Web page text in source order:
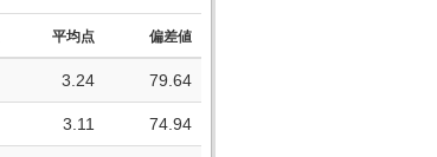
平均点 偏差値
3.24 79.64
3.11 74.94